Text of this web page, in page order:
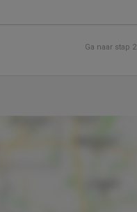
Ga naar stap 2